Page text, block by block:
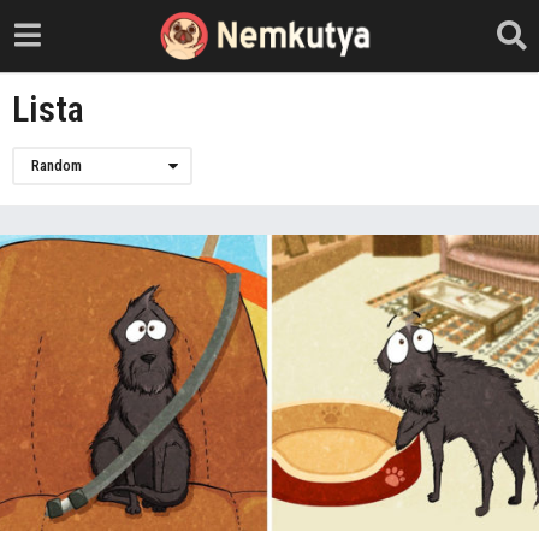
Lista
Random